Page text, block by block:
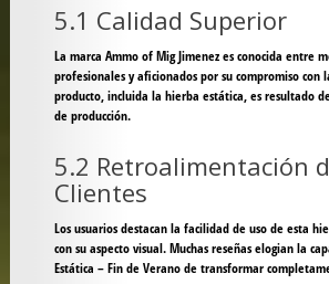
5.1 Calidad Superior
La marca Ammo of Mig Jimenez es conocida entre
profesionales y aficionados por su compromiso con
producto, incluida la hierba estática, es resultado
de producción.
5.2 Retroalimentación
Clientes
Los usuarios destacan la facilidad de uso de esta
con su aspecto visual. Muchas reseñas elogian la
Estática – Fin de Verano de transformar